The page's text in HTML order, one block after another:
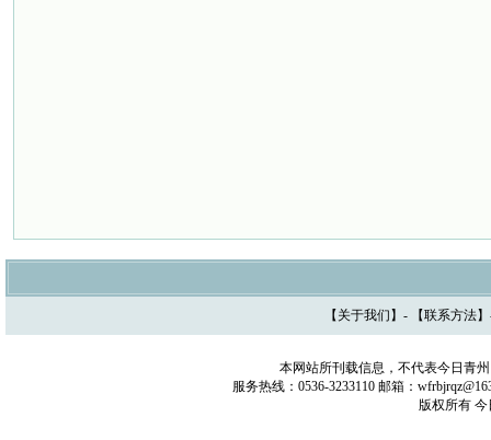
【 关于我们 】- 【联系方法
本网站所刊载信息，不代表今日青
服务热线：0536-3233110 邮箱：
版权所有 今